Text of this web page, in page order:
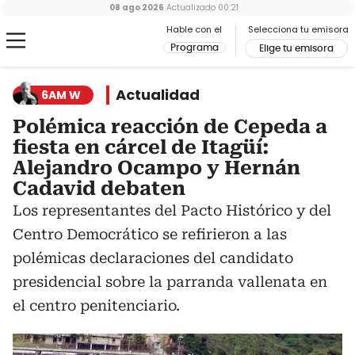
Hable con el
Programa
Selecciona tu emisora
Elige tu emisora
08 ago 2026 Actualizado 00:21
6AM W Actualidad
Polémica reacción de Cepeda a
fiesta en cárcel de Itagüí:
Alejandro Ocampo y Hernán
Cadavid debaten
Los representantes del Pacto Histórico y del
Centro Democrático se refirieron a las
polémicas declaraciones del candidato
presidencial sobre la parranda vallenata en
el centro penitenciario.